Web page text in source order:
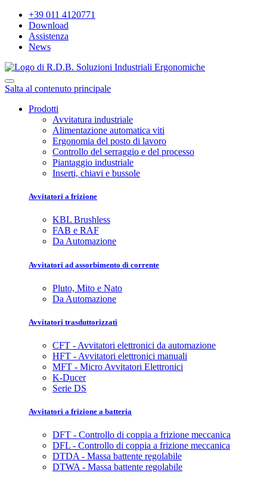
+39 011 4120771
Download
Assistenza
News
Salta al contenuto principale
Prodotti
Avvitatura industriale
Alimentazione automatica viti
Ergonomia del posto di lavoro
Controllo del serraggio e del processo
Piantaggio industriale
Inserti, chiavi e bussole
Avvitatori a frizione
KBL Brushless
FAB e RAF
Da Automazione
Avvitatori ad assorbimento di corrente
Pluto, Mito e Nato
Da Automazione
Avvitatori trasduttorizzati
CFT - Avvitatori elettronici da automazione
HFT - Avvitatori elettronici manuali
MFT - Micro Avvitatori Elettronici
K-Ducer
Serie DS
Avvitatori a frizione a batteria
DFT - Controllo di coppia a frizione meccanica
DFL - Controllo di coppia a frizione meccanica
DTDA - Massa battente regolabile
DTWA - Massa battente regolabile